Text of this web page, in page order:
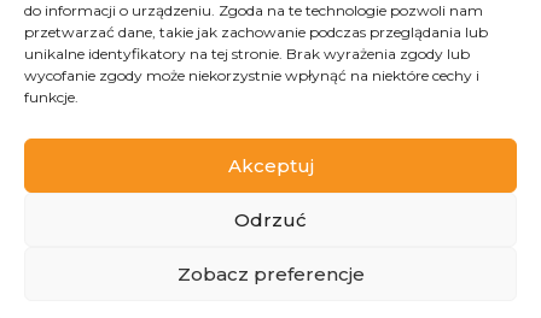
do informacji o urządzeniu. Zgoda na te technologie pozwoli nam
przetwarzać dane, takie jak zachowanie podczas przeglądania lub
unikalne identyfikatory na tej stronie. Brak wyrażenia zgody lub
wycofanie zgody może niekorzystnie wpłynąć na niektóre cechy i
funkcje.
Akceptuj
Odrzuć
Zobacz preferencje
Klaudia Kwiatkowska
iod@fundacjakasisi.pl
Copyright 2013-2026 Fundacja Kasisi KRS 0000457951